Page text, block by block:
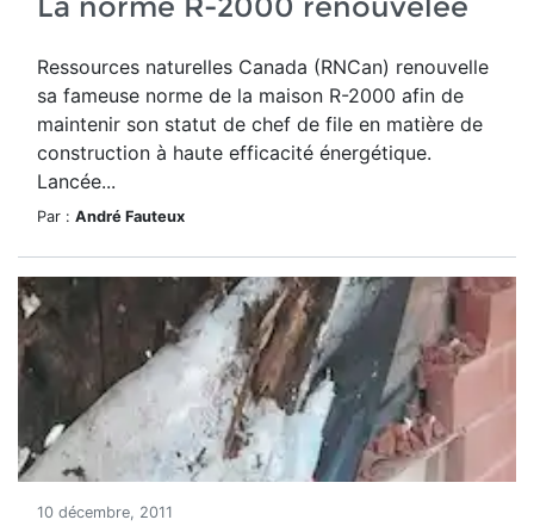
Ressources naturelles Canada (RNCan) renouvelle
sa fameuse norme de la maison R-2000 afin de
maintenir son statut de chef de file en matière de
construction à haute efficacité énergétique.
Lancée...
Par : André Fauteux
10 décembre, 2011